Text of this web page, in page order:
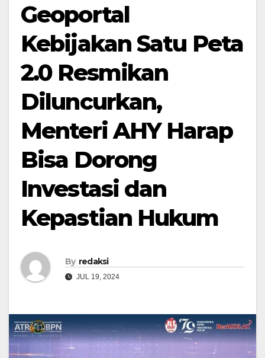
Geoportal
Kebijakan Satu Peta
2.0 Resmikan
Diluncurkan,
Menteri AHY Harap
Bisa Dorong
Investasi dan
Kepastian Hukum
By redaksi
JUL 19, 2024